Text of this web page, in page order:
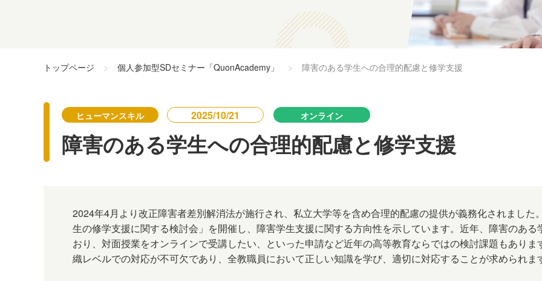
トップページ 個人参加型SDセミナー「QuonAcademy」 障害のある学生への合理的配慮と修学支援
ヒューマンスキル 2025/10/21 オンライン
障害のある学生への合理的配慮と修学支援
2024年4月より改正障害者差別解消法が施行され、私立大学等を含め合理的配慮の提供が義務化されまし
生の修学支援に関する検討会」を開催し、障害学生支援に関する方向性を示しています。近年、障害のあ
おり、対面授業をオンラインで受講したい、といった申請など近年の高等教育ならではの検討課題もあり
織レベルでの対応が不可欠であり、全教職員において正しい知識を学び、適切に対応することが求められま